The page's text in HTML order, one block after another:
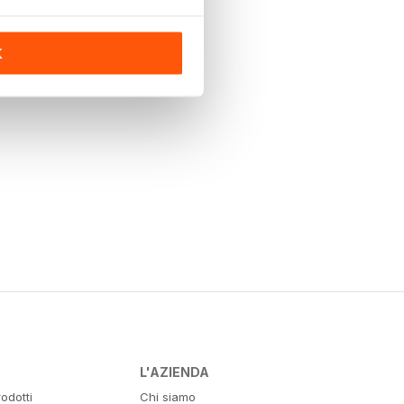
L'AZIENDA
Chi siamo